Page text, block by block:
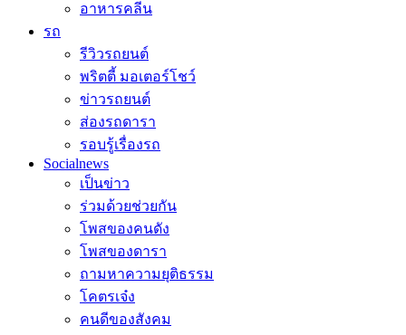
อาหารคลีน
รถ
รีวิวรถยนต์
พริตตี้ มอเตอร์โชว์
ข่าวรถยนต์
ส่องรถดารา
รอบรู้เรื่องรถ
Socialnews
เป็นข่าว
ร่วมด้วยช่วยกัน
โพสของคนดัง
โพสของดารา
ถามหาความยุติธรรม
โคตรเจ๋ง
คนดีของสังคม